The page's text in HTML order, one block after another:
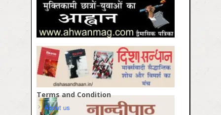
Terms and Condition
About us